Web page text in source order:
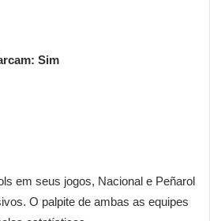
Sim
em seus jogos, Nacional e Peñarol
O palpite de ambas as equipes